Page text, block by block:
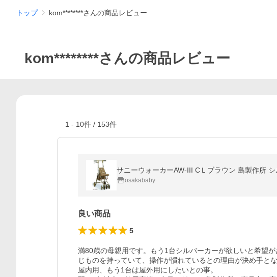
トップ kom********さんの商品レビュー
kom********さんの商品レビュー
1 - 10件 / 153件
サニーウォーカーAW-III CＬブラウン 島製作所
osakababy
良い商品
5
満80歳の母親用です。もう1台シルバーカーが欲しいと希望
じものを持っていて、操作が慣れているとの理由が決め手と
屋内用、もう1台は屋外用にしたいとの事。